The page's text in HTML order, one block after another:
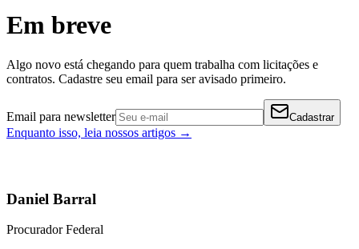
Em breve
Algo novo está chegando para quem trabalha com licitações e
contratos. Cadastre seu email para ser avisado primeiro.
Email para newsletter Cadastrar
Enquanto isso, leia nossos artigos →
Daniel Barral
Procurador Federal